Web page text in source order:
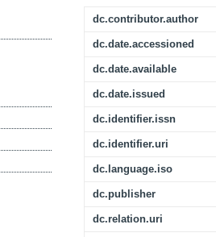
dc.contributor.author
dc.date.accessioned
dc.date.available
dc.date.issued
dc.identifier.issn
dc.identifier.uri
dc.language.iso
dc.publisher
dc.relation.uri